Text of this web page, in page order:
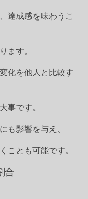
達成感を味わうこ
ます。
化を他人と比較す
事です。
も影響を与え、
ことも可能です。
合